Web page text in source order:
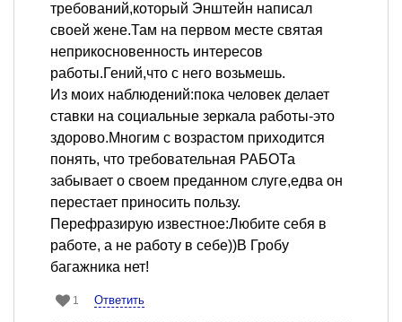
требований,который Энштейн написал
своей жене.Там на первом месте святая
неприкосновенность интересов
работы.Гений,что с него возьмешь.
Из моих наблюдений:пока человек делает
ставки на социальные зеркала работы-это
здорово.Многим с возрастом приходится
понять, что требовательная РАБОТа
забывает о своем преданном слуге,едва он
перестает приносить пользу.
Перефразирую известное:Любите себя в
работе, а не работу в себе))В Гробу
багажника нет!
1 Ответить